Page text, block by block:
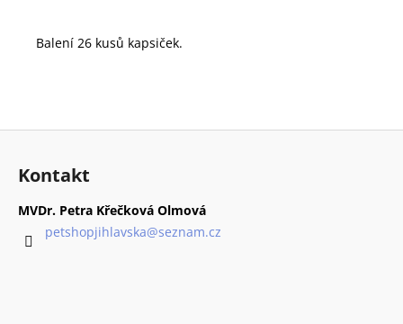
Balení 26 kusů kapsiček.
Z
Kontakt
MVDr. Petra Křečková Olmová
petshopjihlavska@seznam.cz